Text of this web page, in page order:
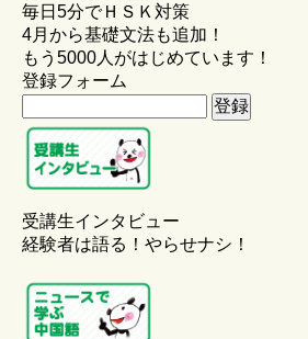
毎日5分でＨＳＫ対策
4月から基礎文法も追加！
もう5000人がはじめています！
登録フォーム
受講生インタビュー
経験者は語る！やらせナシ！